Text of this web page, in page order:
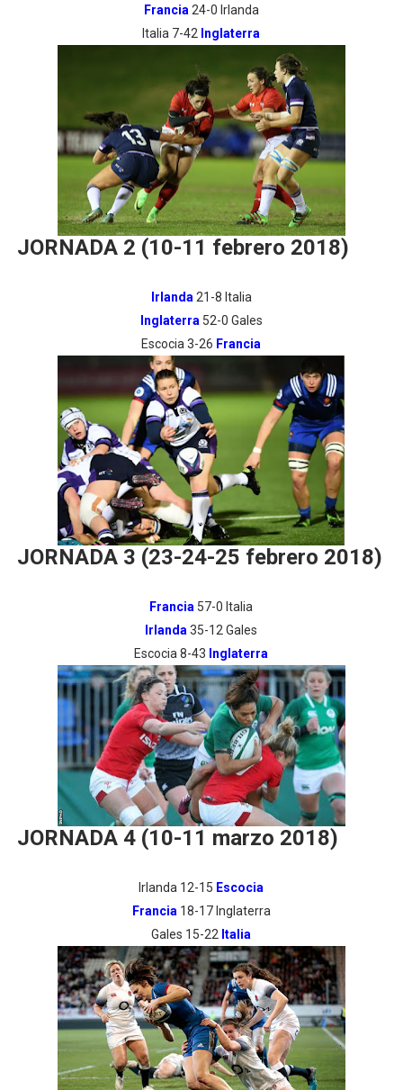
Francia 24-0 Irlanda
Italia 7-42 Inglaterra
JORNADA 2 (10-11 febrero 2018)
Irlanda 21-8 Italia
Inglaterra 52-0 Gales
Escocia 3-26 Francia
JORNADA 3 (23-24-25 febrero 2018)
Francia 57-0 Italia
Irlanda 35-12 Gales
Escocia 8-43 Inglaterra
JORNADA 4 (10-11 marzo 2018)
Irlanda 12-15 Escocia
Francia 18-17 Inglaterra
Gales 15-22 Italia